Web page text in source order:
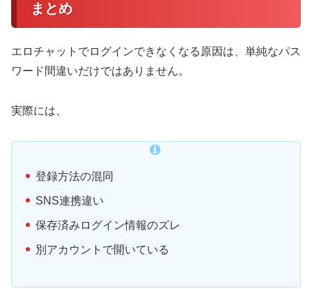
まとめ
エロチャットでログインできなくなる原因は、単純なパス
ワード間違いだけではありません。
実際には、
登録方法の混同
SNS連携違い
保存済みログイン情報のズレ
別アカウントで開いている